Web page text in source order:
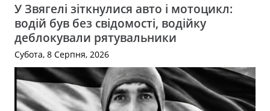
У Звягелі зіткнулися авто і мотоцикл:
водій був без свідомості, водійку
деблокували рятувальники
Субота, 8 Серпня, 2026